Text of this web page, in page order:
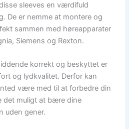
sleeves en værdifuld
De er nemme at montere og
sammen med høreapparater
Siemens og Rexton.
korrekt og beskyttet er
og lydkvalitet. Derfor kan
være med til at forbedre din
det muligt at bære dine
uden gener.